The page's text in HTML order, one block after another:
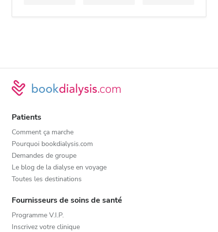
Patients
Comment ça marche
Pourquoi bookdialysis.com
Demandes de groupe
Le blog de la dialyse en voyage
Toutes les destinations
Fournisseurs de soins de santé
Programme V.I.P.
Inscrivez votre clinique